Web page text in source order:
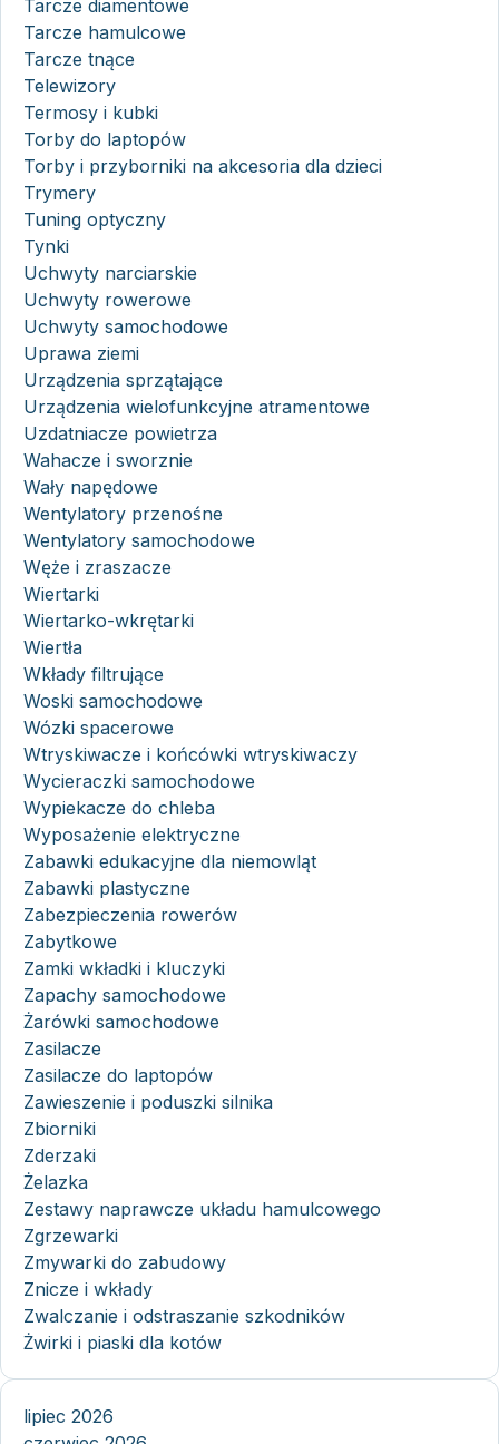
Tarcze diamentowe
Tarcze hamulcowe
Tarcze tnące
Telewizory
Termosy i kubki
Torby do laptopów
Torby i przyborniki na akcesoria dla dzieci
Trymery
Tuning optyczny
Tynki
Uchwyty narciarskie
Uchwyty rowerowe
Uchwyty samochodowe
Uprawa ziemi
Urządzenia sprzątające
Urządzenia wielofunkcyjne atramentowe
Uzdatniacze powietrza
Wahacze i sworznie
Wały napędowe
Wentylatory przenośne
Wentylatory samochodowe
Węże i zraszacze
Wiertarki
Wiertarko-wkrętarki
Wiertła
Wkłady filtrujące
Woski samochodowe
Wózki spacerowe
Wtryskiwacze i końcówki wtryskiwaczy
Wycieraczki samochodowe
Wypiekacze do chleba
Wyposażenie elektryczne
Zabawki edukacyjne dla niemowląt
Zabawki plastyczne
Zabezpieczenia rowerów
Zabytkowe
Zamki wkładki i kluczyki
Zapachy samochodowe
Żarówki samochodowe
Zasilacze
Zasilacze do laptopów
Zawieszenie i poduszki silnika
Zbiorniki
Zderzaki
Żelazka
Zestawy naprawcze układu hamulcowego
Zgrzewarki
Zmywarki do zabudowy
Znicze i wkłady
Zwalczanie i odstraszanie szkodników
Żwirki i piaski dla kotów
lipiec 2026